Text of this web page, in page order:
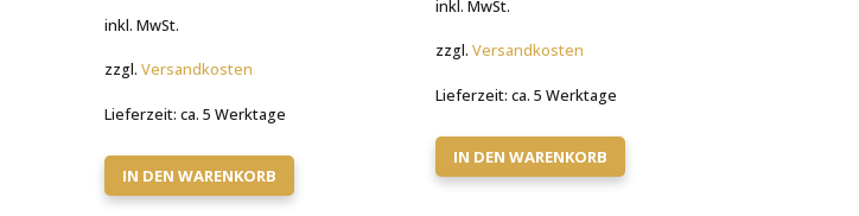
inkl. MwSt.
zzgl.Versandkosten
Lieferzeit:ca. 5 Werktage
IN DEN WARENKORB
inkl. MwSt.
zzgl.Versandkosten
Lieferzeit:ca. 5 Werktage
IN DEN WARENKORB